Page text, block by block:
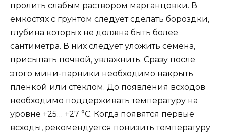
пролить слабым раствором марганцовки. В
емкостях с грунтом следует сделать бороздки,
глубина которых не должна быть более
сантиметра. В них следует уложить семена,
присыпать почвой, увлажнить. Сразу после
этого мини-парники необходимо накрыть
пленкой или стеклом. До появления всходов
необходимо поддерживать температуру на
уровне +25… +27 °С. Когда появятся первые
всходы, рекомендуется понизить температуру